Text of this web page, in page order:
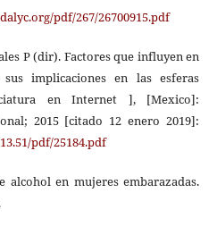
pdf/267/26700915.pdf
P (dir). Factores que influyen en
implicaciones en las esferas
en Internet ], [Mexico]:
2015 [citado 12 enero 2019]:
pdf/25184.pdf
alcohol en mujeres embarazadas.